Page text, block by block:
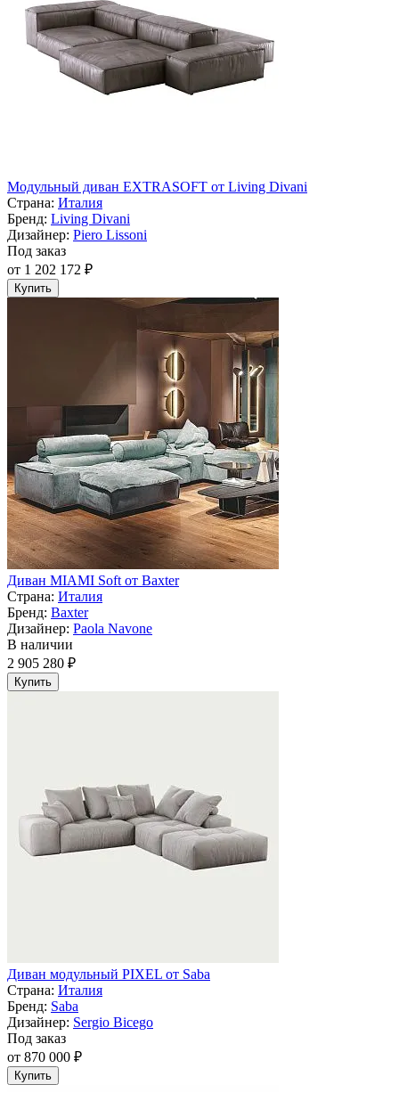
Модульный диван EXTRASOFT от Living Divani
Страна: Италия
Бренд: Living Divani
Дизайнер: Piero Lissoni
Под заказ
от 1 202 172 ₽
Купить
Диван MIAMI Soft от Baxter
Страна: Италия
Бренд: Baxter
Дизайнер: Paola Navone
В наличии
2 905 280 ₽
Купить
Диван модульный PIXEL от Saba
Страна: Италия
Бренд: Saba
Дизайнер: Sergio Bicego
Под заказ
от 870 000 ₽
Купить